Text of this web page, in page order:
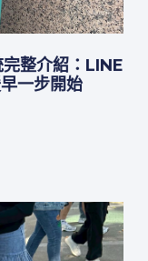
整介紹：LINE
一步開始